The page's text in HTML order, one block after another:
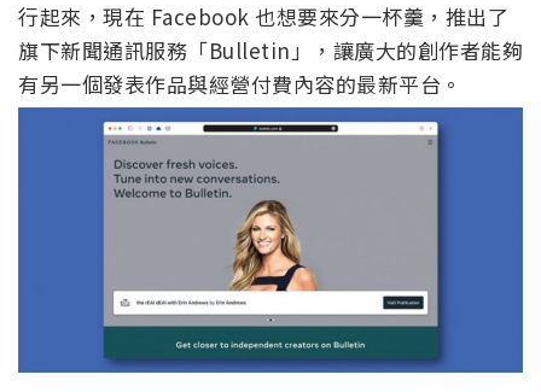
行起來，現在 Facebook 也想要來分一杯羹，推出了
旗下新聞通訊服務「Bulletin」，讓廣大的創作者能夠
有另一個發表作品與經營付費內容的最新平台。